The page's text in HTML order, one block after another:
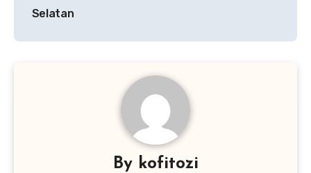
Selatan
By kofitozi